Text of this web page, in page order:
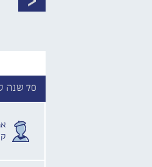
70 שנה לכרמיה |